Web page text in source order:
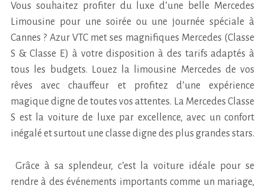
Vous souhaitez profiter du luxe d’une belle Mercedes
Limousine pour une soirée ou une journée spéciale à
Cannes ? Azur VTC met ses magnifiques Mercedes (Classe
S & Classe E) à votre disposition à des tarifs adaptés à
tous les budgets. Louez la limousine Mercedes de vos
rêves avec chauffeur et profitez d’une expérience
magique digne de toutes vos attentes. La Mercedes Classe
S est la voiture de luxe par excellence, avec un confort
inégalé et surtout une classe digne des plus grandes stars.
Grâce à sa splendeur, c’est la voiture idéale pour se
rendre à des événements importants comme un mariage,